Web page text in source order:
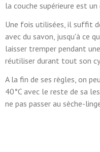
la couche supérieure est
Une fois utilisées, il suffit
avec du savon, jusqu'à ce
laisser tremper pendant
réutiliser durant tout son
A la fin de ses règles, on
40°C avec le reste de sa
ne pas passer au sèche-